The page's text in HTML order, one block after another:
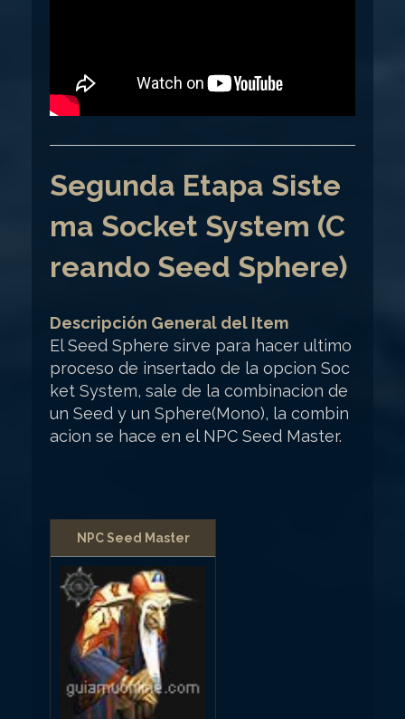
Segunda Etapa Siste
ma Socket System (C
reando Seed Sphere)
Descripción General del Item
El Seed Sphere sirve para hacer ultimo
proceso de insertado de la opcion Soc
ket System, sale de la combinacion de
un Seed y un Sphere(Mono), la combin
acion se hace en el NPC Seed Master.
NPC Seed Master